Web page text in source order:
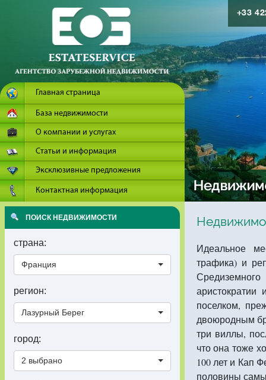
Главная страница
База недвижимости
О компании и услугах
Статьи и информация
Эксклюзивные предложения
Контактная информация
+33
ПОИСК НЕДВИЖИМОСТИ
страна:
Франция
регион:
Лазурный Берег
город:
2 выбрано
Идеальное
трафика) и
поселком,
двоюродным
три виллы,
что она тоже
100 лет и Кап
половины